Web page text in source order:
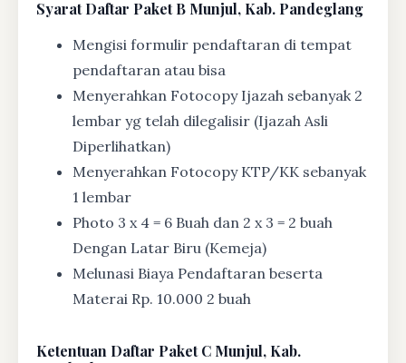
SyaratDaftar Paket B Munjul, Kab. Pandeglang
Mengisi formulir pendaftaran di tempat
pendaftaran atau bisa
Menyerahkan Fotocopy Ijazah sebanyak 2
lembar yg telah dilegalisir (Ijazah Asli
Diperlihatkan)
Menyerahkan Fotocopy KTP/KK sebanyak
1 lembar
Photo 3 x 4 = 6 Buah dan 2 x 3 = 2 buah
Dengan Latar Biru (Kemeja)
Melunasi Biaya Pendaftaran beserta
Materai Rp. 10.000 2 buah
Ketentuan Daftar Paket C Munjul, Kab.